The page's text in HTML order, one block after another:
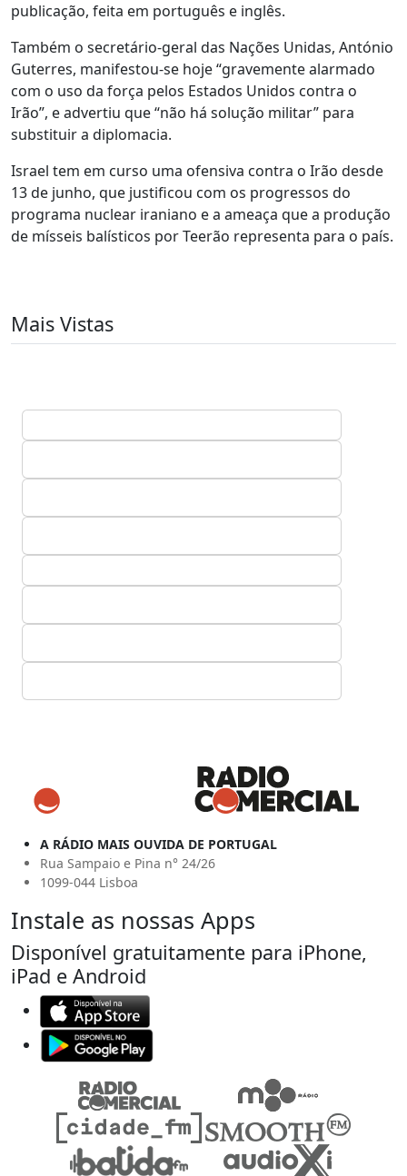
publicação, feita em português e inglês.
Também o secretário-geral das Nações Unidas, António
Guterres, manifestou-se hoje “gravemente alarmado
com o uso da força pelos Estados Unidos contra o
Irão”, e advertiu que “não há solução militar” para
substituir a diplomacia.
Israel tem em curso uma ofensiva contra o Irão desde
13 de junho, que justificou com os progressos do
programa nuclear iraniano e a ameaça que a produção
de mísseis balísticos por Teerão representa para o país.
Mais Vistas
A RÁDIO MAIS OUVIDA DE PORTUGAL
Rua Sampaio e Pina n° 24/26
1099-044 Lisboa
Instale as nossas Apps
Disponível gratuitamente para iPhone,
iPad e Android